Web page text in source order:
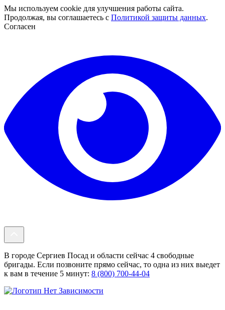
Мы используем cookie для улучшения работы сайта.
Продолжая, вы соглашаетесь с Политикой защиты данных.
Согласен
В городе Сергиев Посад и области сейчас 4 свободные
бригады. Если позвоните прямо сейчас, то одна из них выедет
к вам в течение 5 минут: 8 (800) 700-44-04